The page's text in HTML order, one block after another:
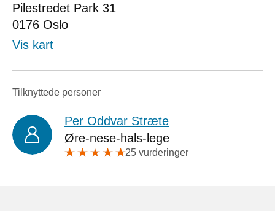
Pilestredet Park 31
0176 Oslo
Vis kart
Tilknyttede personer
Per Oddvar Stræte
Øre-nese-hals-lege
25 vurderinger